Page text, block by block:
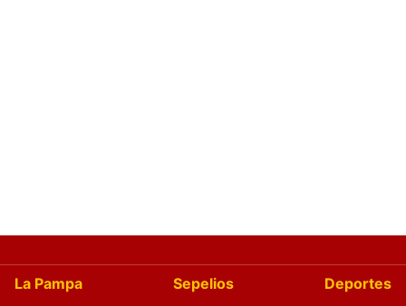
La Pampa Sepelios
Deportes